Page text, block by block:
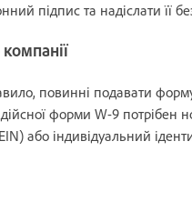
підпис та надіслати її
повинні подавати
форми W-9 потрібен
або індивідуальний